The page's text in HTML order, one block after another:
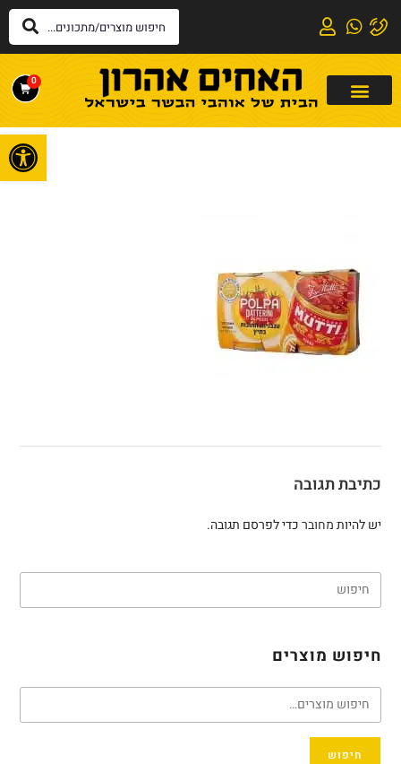
0
כתיבת תגובה
יש להיותמחוברכדי לפרסם תגובה.
חיפוש מוצרים
חיפוש